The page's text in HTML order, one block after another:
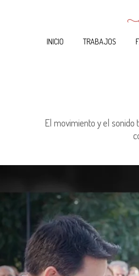
INICIO TRABAJOS
El movimiento y el sonido